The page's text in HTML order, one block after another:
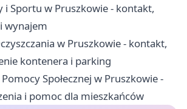
Sportu w Pruszkowie - kontakt,
wynajem
w Pruszkowie - kontakt,
kontenera i parking
Społecznej w Pruszkowie -
i pomoc dla mieszkańców